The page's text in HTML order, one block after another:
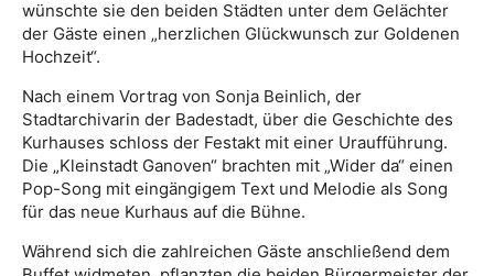
wünschte sie den beiden Städten unter dem Gelächter
der Gäste einen „herzlichen Glückwunsch zur Goldenen
Hochzeit“.
Nach einem Vortrag von Sonja Beinlich, der
Stadtarchivarin der Badestadt, über die Geschichte des
Kurhauses schloss der Festakt mit einer Uraufführung.
Die „Kleinstadt Ganoven“ brachten mit „Wider da“ einen
Pop-Song mit eingängigem Text und Melodie als Song
für das neue Kurhaus auf die Bühne.
Während sich die zahlreichen Gäste anschließend dem